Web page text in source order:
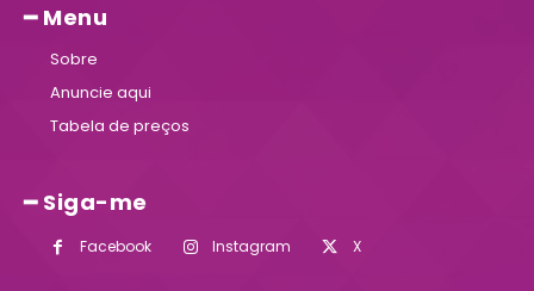
━ Menu
Sobre
Anuncie aqui
Tabela de preços
━ Siga-me
Facebook Instagram X